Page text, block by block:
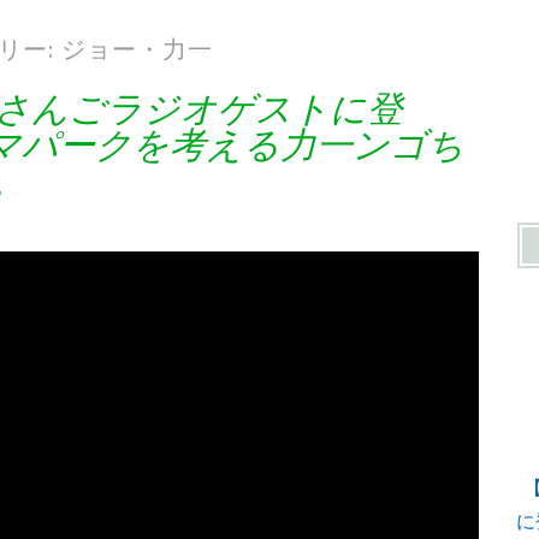
ー: ジョー・力一
んごラジオゲストに登
パークを考える力一ンゴち